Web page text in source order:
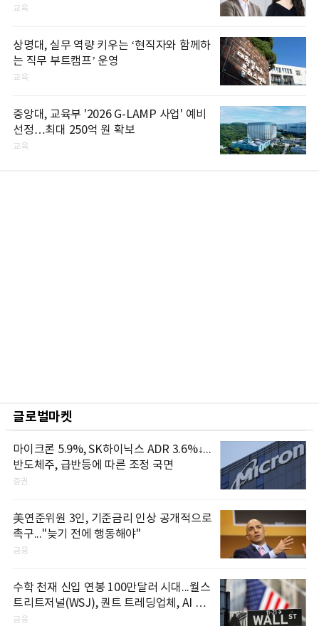
교육
상명대, 실무 역량 키우는 ‘현직자와 함께하
는 직무 부트캠프’ 운영
교육
중앙대, 교육부 '2026 G-LAMP 사업' 예비
선정…최대 250억 원 확보
교육
글로벌마켓
마이크론 5.9%, SK하이닉스 ADR 3.6%↓...
반도체주, 급반등에 따른 조정 국면
증권
美연준위원 3인, 기준금리 인상 공개적으로
촉구..."늦기 전에 행동해야"
금융
수학 천재 신입 연봉 100만달러 시대...월스
트리트저널(WSJ), 퀀트 트레딩업체, AI 기
업들 인재 확보 경쟁
금융